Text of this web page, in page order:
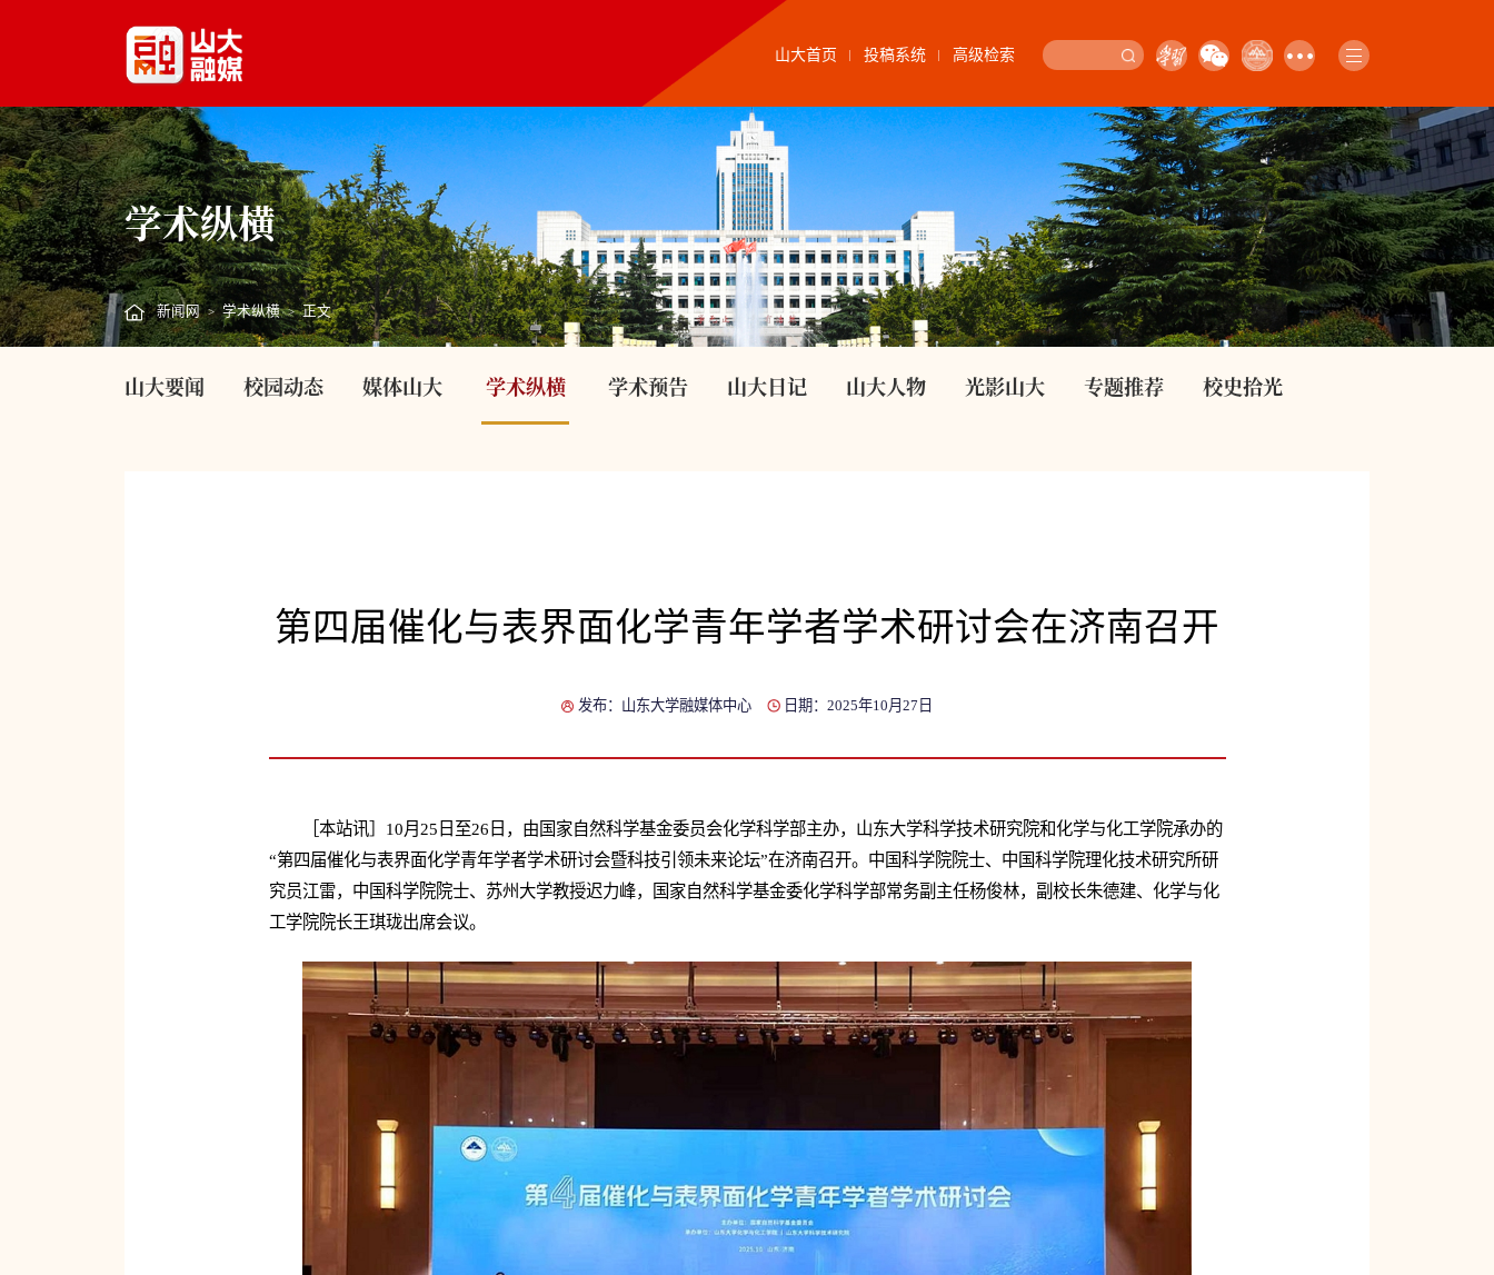
山大首页 投稿系统 高级检索
学术纵横
新闻网 > 学术纵横 > 正文
山大要闻 校园动态 媒体山大 学术纵横 学术预告 山大日记 山大人物 光影山大 专题推荐 校史拾光
第四届催化与表界面化学青年学者学术研讨会在济南召开
发布：山东大学融媒体中心 日期：2025年10月27日
［本站讯］10月25日至26日，由国家自然科学基金委员会化学科学部主办，山东大学科学技术研究院和化学与化工学院承办的
“第四届催化与表界面化学青年学者学术研讨会暨科技引领未来论坛”在济南召开。中国科学院院士、中国科学院理化技术研究所研
究员江雷，中国科学院院士、苏州大学教授迟力峰，国家自然科学基金委化学科学部常务副主任杨俊林，副校长朱德建、化学与化
工学院院长王琪珑出席会议。